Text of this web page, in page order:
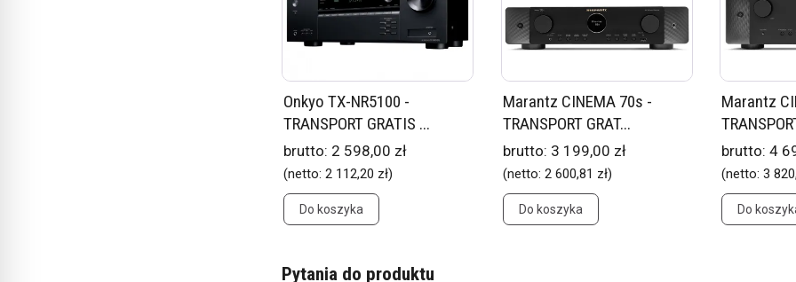
Onkyo TX-NR5100 -
TRANSPORT GRATIS ...
brutto: 2 598,00 zł
(netto: 2 112,20 zł)
Do koszyka
Marantz CINEMA 70s -
TRANSPORT GRAT...
brutto: 3 199,00 zł
(netto: 2 600,81 zł)
Do koszyka
Marantz
brutto:4
(netto:3
Do
Pytania do produktu